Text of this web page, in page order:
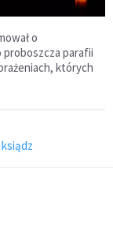
o
proboszcza parafii
których